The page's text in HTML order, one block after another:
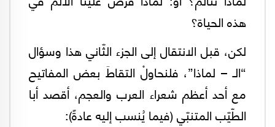
هذه الحياة؟
لكن، قبل الانتقال إلى الجزء الثّاني هذا وسؤال
“الـ – لماذا”، فلنحاولْ التقاطَ بعض المفاتيح
مع أحد أعظم شعراء العرب والعجم، أقصد أبا
الطّيّب المتنبّي (فيما يُنسب إليه عادةً):